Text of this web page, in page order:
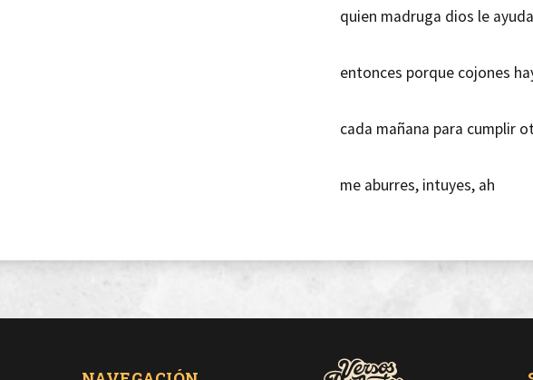
quien madruga dios le
entonces porque cojones
cada mañana para cumplir
me aburres, intuyes, ah
papa no podrá nunca